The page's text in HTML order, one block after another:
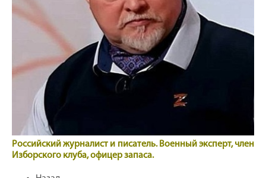
Российский журналист и писатель. Военный эксперт, член
Изборского клуба, офицер запаса.